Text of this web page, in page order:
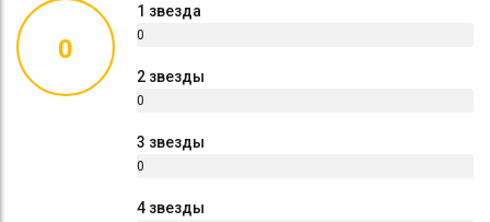
0
1 звезда
0
2 звезды
0
3 звезды
0
4 звезды